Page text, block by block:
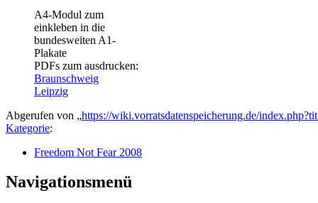
A4-Modul zum
einkleben in die
bundesweiten A1-
Plakate
PDFs zum ausdrucken:
Braunschweig
Leipzig
Abgerufen von „https://wiki.vorratsdatenspeicherung.de/
Kategorie:
Freedom Not Fear 2008
Navigationsmenü